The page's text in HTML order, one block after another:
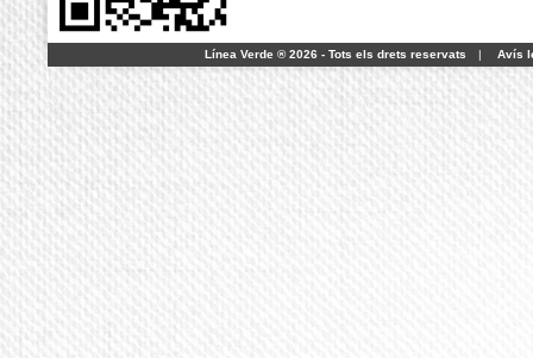
Línea Verde ® 2026 - Tots els drets reservats | Avís